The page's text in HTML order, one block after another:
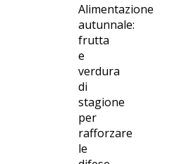
Alimentazione
autunnale:
frutta
e
verdura
di
stagione
per
rafforzare
le